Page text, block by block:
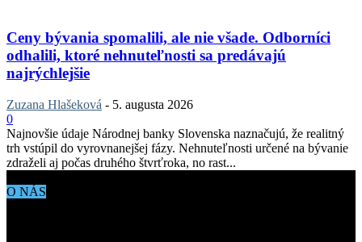
Ceny bývania spomalili, ale nie všade. Odborníci
odhalili, ktoré nehnuteľnosti sa predávajú
najrýchlejšie
Zuzana Hlašeková - 5. augusta 2026
0
Najnovšie údaje Národnej banky Slovenska naznačujú, že realitný
trh vstúpil do vyrovnanejšej fázy. Nehnuteľnosti určené na bývanie
zdraželi aj počas druhého štvrťroka, no rast...
O NÁS